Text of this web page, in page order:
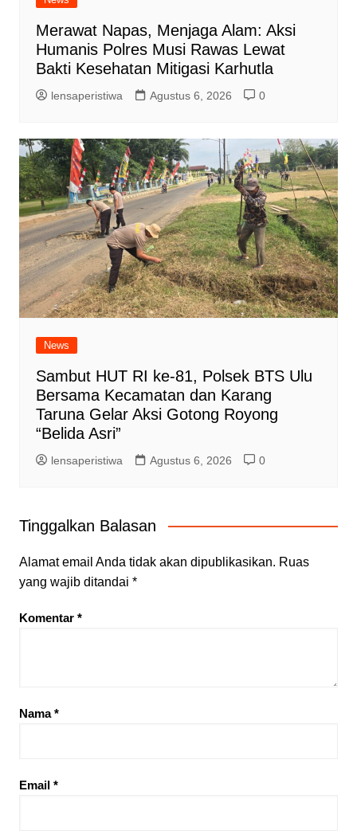
Merawat Napas, Menjaga Alam: Aksi
Humanis Polres Musi Rawas Lewat
Bakti Kesehatan Mitigasi Karhutla
lensaperistiwa Agustus 6, 2026 0
News
Sambut HUT RI ke-81, Polsek BTS Ulu
Bersama Kecamatan dan Karang
Taruna Gelar Aksi Gotong Royong
“Belida Asri”
lensaperistiwa Agustus 6, 2026 0
Tinggalkan Balasan
Alamat email Anda tidak akan dipublikasikan. Ruas
yang wajib ditandai *
Komentar *
Nama*
Email *